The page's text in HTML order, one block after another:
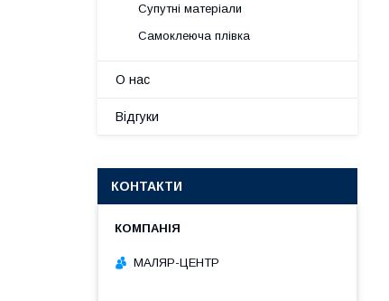
Супутні матеріали
Самоклеюча плівка
О нас
Відгуки
КОНТАКТИ
МАЛЯР-ЦЕНТР